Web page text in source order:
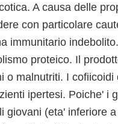
A causa delle
con particolare
immunitario
proteico. Il
o malnutriti. I
ipertesi. Poiche' i
giovani (eta' inferiore